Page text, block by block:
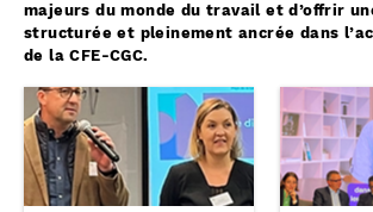
majeurs du monde du travail et d’offrir
structurée et pleinement ancrée dans
de la CFE-CGC.